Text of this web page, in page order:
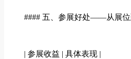
#### 五、参展好处——从展
| 参展收益 | 具体表现 |